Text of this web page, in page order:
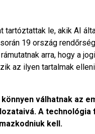
tartóztattak le, akik AI
19 ország
arra, hogy a
az ilyen tartalmak
válhatnak az
A technológia
kell.